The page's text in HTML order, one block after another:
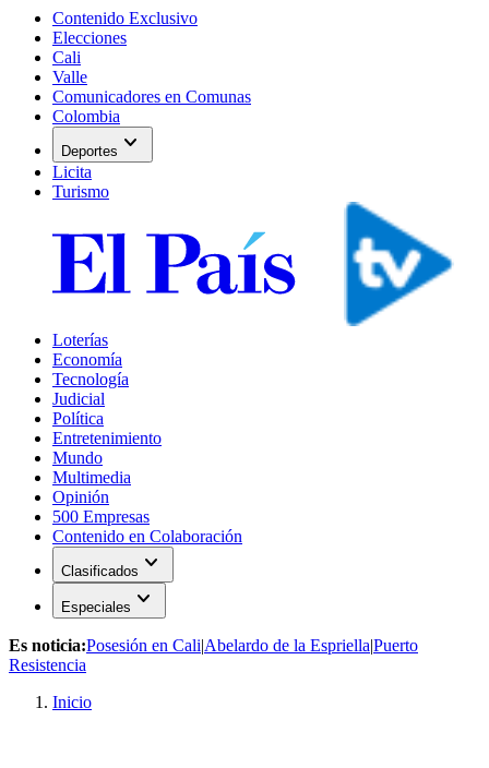
Contenido Exclusivo
Elecciones
Cali
Valle
Comunicadores en Comunas
Colombia
Deportes expand_more
Licita
Turismo
Loterías
Economía
Tecnología
Judicial
Política
Entretenimiento
Mundo
Multimedia
Opinión
500 Empresas
Contenido en Colaboración
Clasificados expand_more
Especiales expand_more
Es noticia:Posesión en Cali|Abelardo de la Espriella|Puerto
Resistencia
Inicio